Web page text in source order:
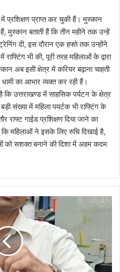
प्रशिक्षण प्राप्त कर चुकी हैं। मुस्कान
बताती हैं कि तीन महीने तक उन्हें
ट्रेनिंग दी, इस दौरान एक हफ्ते तक उन्होंने
भी की, पूरी तरह महिलाओं के द्वारा
अब इसी क्षेत्र में करियर बढ़ाना चाहती
का आभार व्यक्त कर रही हैं।
कि उत्तराखण्ड में साहसिक पर्यटन के क्षेत्र
संख्या में महिला पयर्टक भी राफ्टिंग के
राफ्ट गाईड प्रशिक्षण दिया जाने का
कि महिलाओं ने इसके लिए रुचि दिखाई है,
को सशक्त बनाने की दिशा में अहम कदम